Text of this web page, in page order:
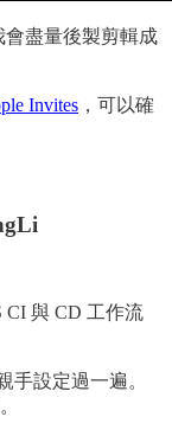
會盡量後製剪輯成
Invites ，可以確
CI 與 CD 工作流
手設定過一遍。